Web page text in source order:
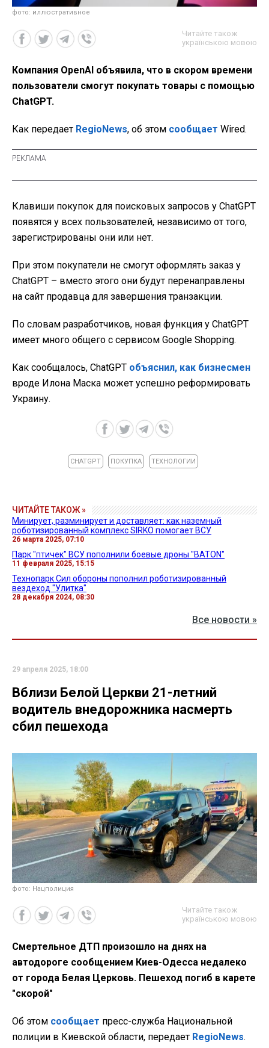
фото: иллюстративное
Читайте також
українською мовою
Компания OpenAI объявила, что в скором времени
пользователи смогут покупать товары с помощью
ChatGPT.
Как передает RegioNews, об этом сообщает Wired.
Клавиши покупок для поисковых запросов у ChatGPT
появятся у всех пользователей, независимо от того,
зарегистрированы они или нет.
При этом покупатели не смогут оформлять заказ у
ChatGPT – вместо этого они будут перенаправлены
на сайт продавца для завершения транзакции.
По словам разработчиков, новая функция у ChatGPT
имеет много общего с сервисом Google Shopping.
Как сообщалось, ChatGPT объяснил, как бизнесмен
вроде Илона Маска может успешно реформировать
Украину.
CHATGPT ПОКУПКА ТЕХНОЛОГИИ
ЧИТАЙТЕ ТАКОЖ »
Минирует, разминирует и доставляет: как наземный
роботизированный комплекс SIRKO помогает ВСУ
26 марта 2025, 07:10
Парк "птичек" ВСУ пополнили боевые дроны "BATON"
11 февраля 2025, 15:15
Технопарк Сил обороны пополнил роботизированный
вездеход "Улитка"
28 декабря 2024, 08:30
Все новости »
29 апреля 2025, 18:00
Вблизи Белой Церкви 21-летний
водитель внедорожника насмерть
сбил пешехода
фото: Нацполиция
Читайте також
українською мовою
Смертельное ДТП произошло на днях на
автодороге сообщением Киев-Одесса недалеко
от города Белая Церковь. Пешеход погиб в карете
"скорой"
Об этом сообщает пресс-служба Национальной
полиции в Киевской области, передает RegioNews.